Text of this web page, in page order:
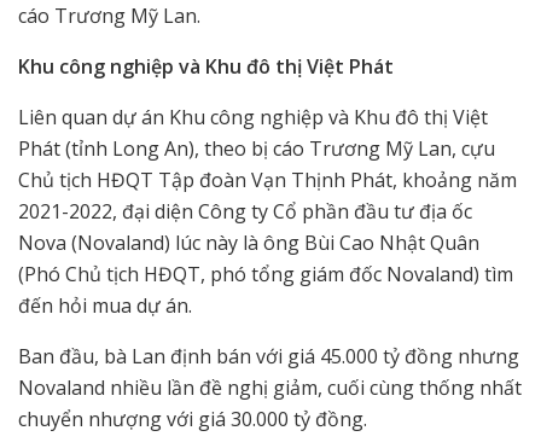
cáo Trương Mỹ Lan.
Khu công nghiệp và Khu đô thị Việt Phát
Liên quan dự án Khu công nghiệp và Khu đô thị Việt
Phát (tỉnh Long An), theo bị cáo Trương Mỹ Lan, cựu
Chủ tịch HĐQT Tập đoàn Vạn Thịnh Phát, khoảng năm
2021-2022, đại diện Công ty Cổ phần đầu tư địa ốc
Nova (Novaland) lúc này là ông Bùi Cao Nhật Quân
(Phó Chủ tịch HĐQT, phó tổng giám đốc Novaland) tìm
đến hỏi mua dự án.
Ban đầu, bà Lan định bán với giá 45.000 tỷ đồng nhưng
Novaland nhiều lần đề nghị giảm, cuối cùng thống nhất
chuyển nhượng với giá 30.000 tỷ đồng.